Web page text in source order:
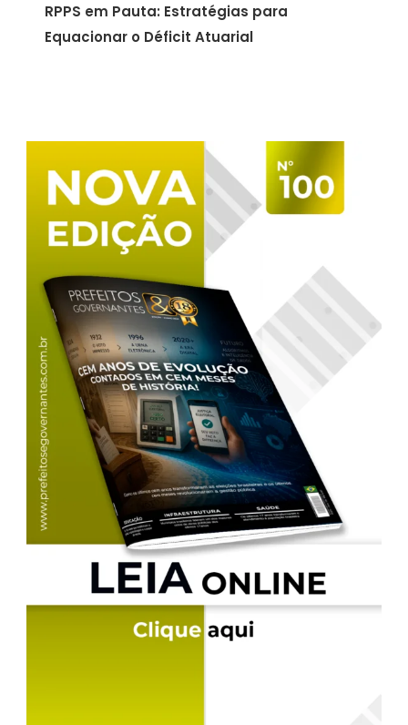
RPPS em Pauta: Estratégias para
Equacionar o Déficit Atuarial